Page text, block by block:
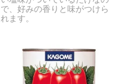
で、好みの香りと味がつけら
れます。